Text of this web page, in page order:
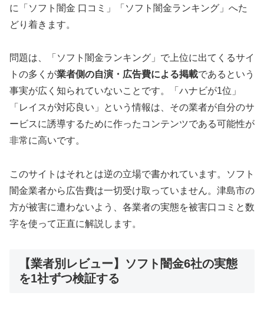
に「ソフト闇金 口コミ」「ソフト闇金ランキング」へた
どり着きます。
問題は、「ソフト闇金ランキング」で上位に出てくるサイ
トの多くが業者側の自演・広告費による掲載であるという
事実が広く知られていないことです。「ハナビが1位」
「レイスが対応良い」という情報は、その業者が自分のサ
ービスに誘導するために作ったコンテンツである可能性が
非常に高いです。
このサイトはそれとは逆の立場で書かれています。ソフト
闇金業者から広告費は一切受け取っていません。津島市の
方が被害に遭わないよう、各業者の実態を被害口コミと数
字を使って正直に解説します。
【業者別レビュー】ソフト闇金6社の実態
を1社ずつ検証する